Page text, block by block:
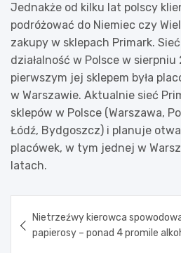
Jednakże od kilku lat polscy
podróżować do Niemiec czy
zakupy w sklepach Primark.
działalność w Polsce w sierpniu
pierwszym jej sklepem była
w Warszawie. Aktualnie sieć
sklepów w Polsce (Warszawa,
Łódź, Bydgoszcz) i planuje
placówek, w tym jednej w
latach.
wpisu
Nietrzeźwy kierowca
papierosy – ponad 4 promile